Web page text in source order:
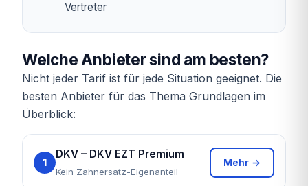
Vertreter
Welche Anbieter sind am besten?
Nicht jeder Tarif ist für jede Situation geeignet. Die
besten Anbieter für das Thema Grundlagen im
Überblick:
1
DKV – DKV EZT Premium
Kein Zahnersatz-Eigenanteil
Mehr →